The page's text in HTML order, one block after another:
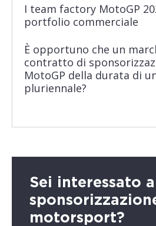
I team factory MotoGP
portfolio commerciale
È opportuno che un
contratto di
MotoGP della durata di
pluriennale?
Sei interessato
motorsport?